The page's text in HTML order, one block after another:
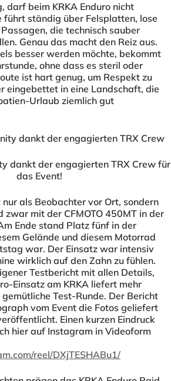
darf beim KRKA Enduro nicht
führt ständig über Felsplatten, lose
die technisch sauber
Genau das macht den Reiz aus.
besser werden möchte, bekommt
ohne dass es steril oder
ist hart genug, um Respekt zu
eingebettet in eine Landschaft, die
Urlaub ziemlich gut
dankt der engagierten TRX Crew für
das Event!
als Beobachter vor Ort, sondern
zwar mit der CFMOTO 450MT in der
Ende stand Platz fünf in der
Gelände und diesem Motorrad
war. Der Einsatz war intensiv
wirklich auf den Zahn zu fühlen.
Testbericht mit allen Details,
Einsatz am KRKA liefert mehr
Test-Runde. Der Bericht
vom Event die Fotos geliefert
Einen kurzen Eindruck
hier auf Instagram in Videoform
reel/DXjTESHABu1/